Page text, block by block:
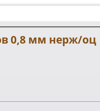
0,8 мм нерж/оц